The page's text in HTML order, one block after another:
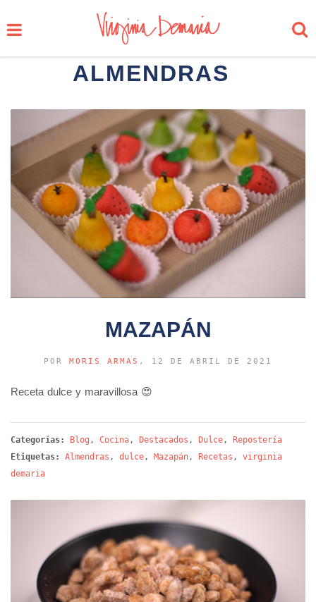
ALMENDRAS
MAZAPÁN
POR MORIS ARMAS , 12 DE ABRIL DE 2021
Receta dulce y maravillosa 😍
Categorías: Blog , Cocina, Destacados , Dulce,
Repostería
Etiquetas:
Almendras , dulce, Mazapán, Recetas , virginia
demaria